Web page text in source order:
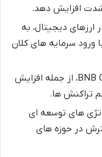
شدت افزایش دهد.
ارزهای دیجیتال، به
ورود سرمایه های کلان
رشد چشمگیر در اکوسیستم BNB Chain، از جمله افزایش
های توسعه ای
در حوزه های